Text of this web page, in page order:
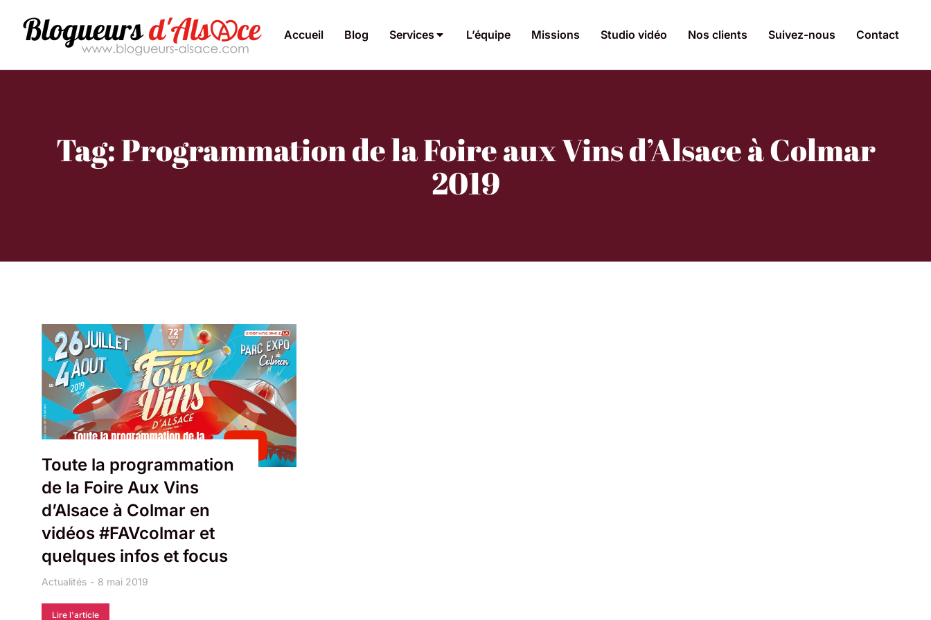
Accueil Blog Services L’équipe Missions Studio vidéo Nos clients Suivez-nous Contact
Tag: Programmation de la Foire aux Vins d’Alsace à Colmar
2019
Toute la programmation
de la Foire Aux Vins
d’Alsace à Colmar en
vidéos #FAVcolmar et
quelques infos et focus
Actualités 8 mai 2019
Lire l'article